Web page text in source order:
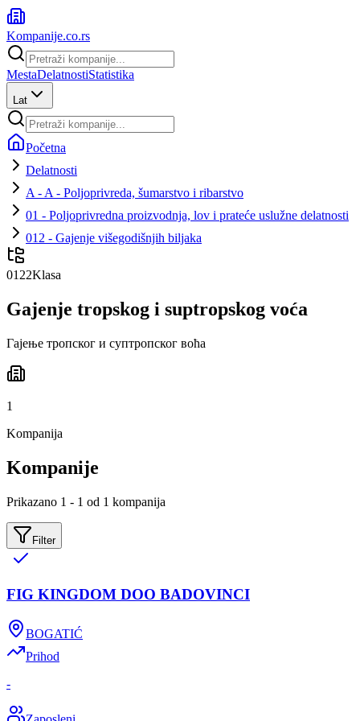
Kompanije.co.rs
MestaDelatnostiStatistika
Lat
Početna
Delatnosti
A - A - Poljoprivreda, šumarstvo i ribarstvo
01 - Poljoprivredna proizvodnja, lov i prateće uslužne delatnosti
012 - Gajenje višegodišnjih biljaka
0122Klasa
Gajenje tropskog i suptropskog voća
Гајење тропског и суптропског воћа
1
Kompanija
Kompanije
Prikazano 1 - 1 od 1 kompanija
Filter
FIG KINGDOM DOO BADOVINCI
BOGATIĆ
Prihod
-